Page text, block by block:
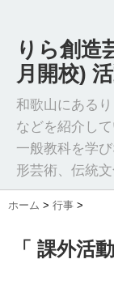
りら創造
月開校)
和歌山にある
などを紹介し
一般教科を学
形芸術、伝統
ホーム > 行事 >
「 課外活